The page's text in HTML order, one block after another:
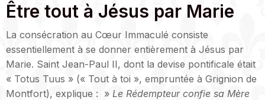
Être tout à Jésus par Marie
La consécration au Cœur Immaculé consiste
essentiellement à se donner entièrement à Jésus par
Marie. Saint Jean-Paul II, dont la devise pontificale était
« Totus Tuus » (« Tout à toi », empruntée à Grignion de
Montfort), explique : » Le Rédempteur confie sa Mère